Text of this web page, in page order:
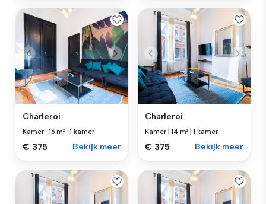
Charleroi
Kamer |16 m² |1 kamer
€ 375 Bekijk meer
Charleroi
Kamer |14 m² |1 kamer
€ 375 Bekijk meer